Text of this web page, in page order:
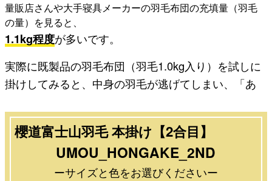
量販店さんや大手寝具メーカーの羽毛布団の充填量（羽毛
の量）を見ると、
1.1kg程度が多いです。
実際に既製品の羽毛布団（羽毛1.0kg入り）を試しに
掛けしてみると、中身の羽毛が逃げてしまい、「あ
櫻道富士山羽毛 本掛け【2合目】
UMOU_HONGAKE_2ND
ーサイズと色をお選びくださいー